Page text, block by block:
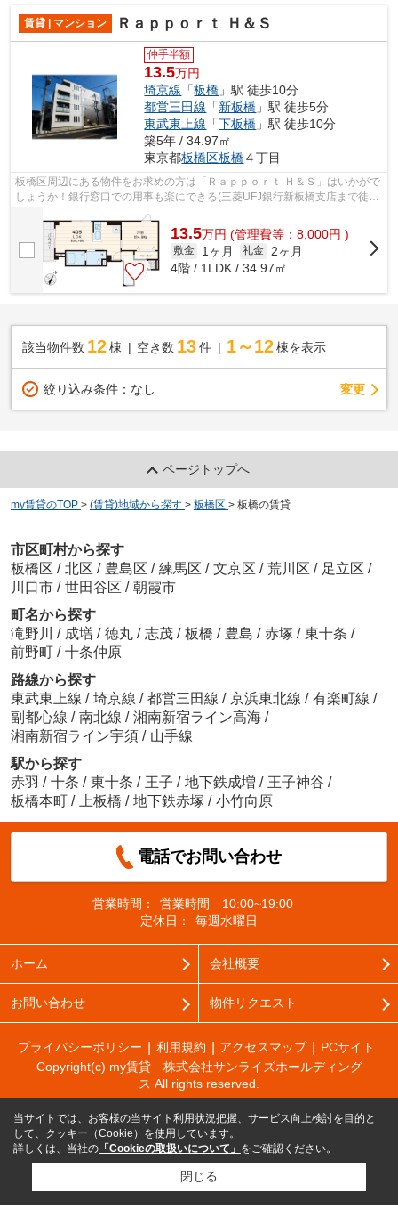
賃貸 | マンション Ｒａｐｐｏｒｔ Ｈ＆Ｓ
仲手半額
13.5万円
埼京線 「板橋 」駅 徒歩10分
都営三田線 「新板橋 」駅 徒歩5分
東武東上線 「下板橋 」駅 徒歩10分
築5年 / 34.97㎡
東京都板橋区板橋４丁目
板橋区周辺にある物件をお求めの方は「Ｒａｐｐｏｒｔ Ｈ＆Ｓ」はいかがで
しょうか！銀行窓口での用事も楽にできる(三菱UFJ銀行新板橋支店まで徒歩
7分)！防犯対策もバッチリなマンショ...
13.5万円 (管理費等：8,000円 )
敷金 1ヶ月 礼金
2ヶ月
4階 / 1LDK / 34.97㎡
該当物件数 12棟 空き数 13 件 1～12 棟を表示
絞り込み条件： なし 変更
ページトップへ
my賃貸のTOP > (賃貸)地域から探す > 板橋区 > 板橋の賃貸
市区町村から探す
板橋区 / 北区 / 豊島区 / 練馬区 / 文京区 / 荒川区 / 足立区 /
川口市 / 世田谷区 / 朝霞市
町名から探す
滝野川 / 成増 / 徳丸 / 志茂 / 板橋 / 豊島 / 赤塚 / 東十条 /
前野町 / 十条仲原
路線から探す
東武東上線 / 埼京線 / 都営三田線 / 京浜東北線 / 有楽町線 /
副都心線 / 南北線 / 湘南新宿ライン高海 /
湘南新宿ライン宇須 / 山手線
駅から探す
赤羽 / 十条 / 東十条 / 王子 / 地下鉄成増 / 王子神谷 /
板橋本町 / 上板橋 / 地下鉄赤塚 / 小竹向原
電話でお問い合わせ
営業時間：
営業時間 10:00~19:00
定休日：
毎週水曜日
ホーム 会社概要
お問い合わせ 物件リクエスト
プライバシーポリシー 利用規約 アクセスマップ
PCサイト
Copyright(c) my賃貸 株式会社サンライズホールディング
ス All rights reserved.
当サイトでは、お客様の当サイト利用状況把握、サービス向上検討を目的と
して、クッキー（Cookie）を使用しています。
詳しくは、当社の 「Cookieの取扱いについて」 をご確認ください。
閉じる